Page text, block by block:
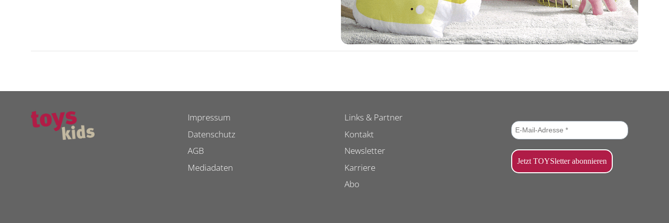
Impressum
Datenschutz
AGB
Mediadaten
Links & Partner
Kontakt
Newsletter
Karriere
Abo